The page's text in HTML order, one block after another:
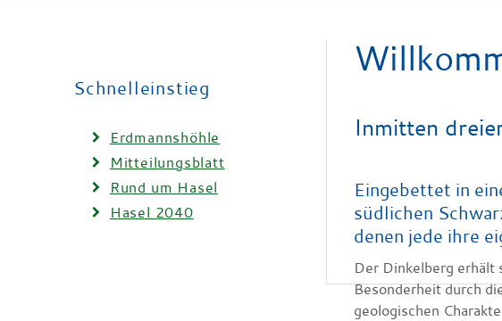
Schnelleinstieg
Erdmannshöhle
Mitteilungsblatt
Rund um Hasel
Hasel 2040
Inmitten
Eingebettet in
südlichen
denen jede ihre
Der Dinkelberg erhält
Besonderheit durch
geologischen